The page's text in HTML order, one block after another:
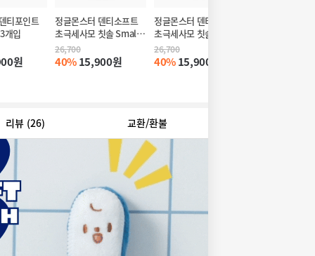
티포인트
개입
원
정글몬스터 덴티소프트
초극세사모 칫솔 Small 3
개입
26,700
40%15,900원
정글몬스터 덴티소프트
초극세사모 칫솔
Medium 3개입
26,700
40%15,900원
리뷰 (26) 교환/환불